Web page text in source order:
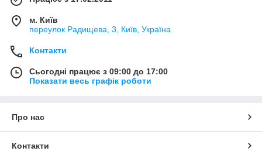
м. Київ
переулок Радищева, 3, Київ, Україна
Контакти
Сьогодні працює з 09:00 до 17:00
Показати весь графік роботи
Про нас
Контакти